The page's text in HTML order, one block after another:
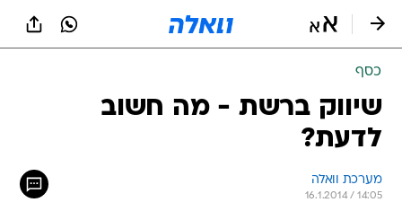
כסף
שיווק ברשת - מה חשוב
לדעת?
מערכת וואלה
16.1.2014 / 14:05